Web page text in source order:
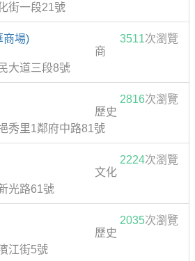
街一段21號
商場) 3511次瀏覽
商
大道三段8號
2816次瀏覽
歷史
秀里1鄰府中路81號
2224次瀏覽
文化
光路61號
2035次瀏覽
歷史
江街5號